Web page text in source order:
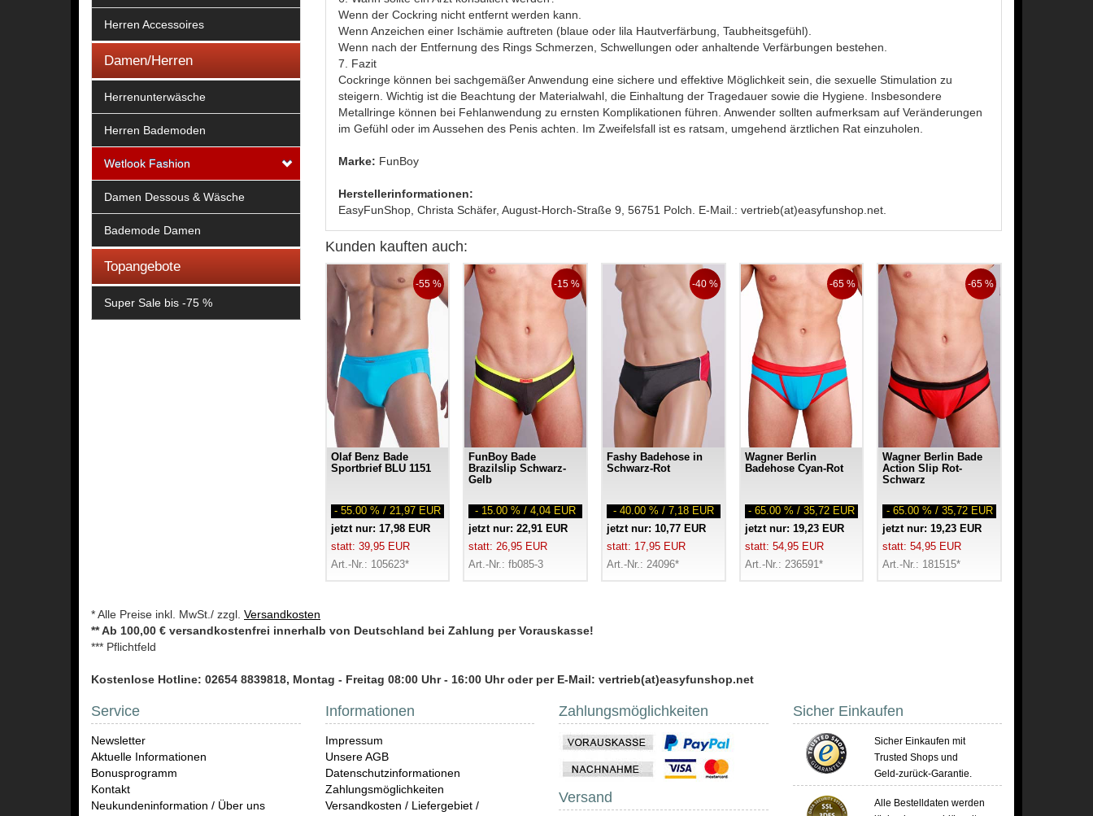
Herren Accessoires
Damen/Herren
Herrenunterwäsche
Herren Bademoden
Wetlook Fashion
Damen Dessous & Wäsche
Bademode Damen
Topangebote
Super Sale bis -75 %
Wenn der Cockring nicht entfernt werden kann.
Wenn Anzeichen einer Ischämie auftreten (blaue oder lila Hautverfärbung, Taubheitsgefühl).
Wenn nach der Entfernung des Rings Schmerzen, Schwellungen oder anhaltende Verfärbungen bestehen.
7. Fazit
Cockringe können bei sachgemäßer Anwendung eine sichere und effektive Möglichkeit sein, die sexuelle Stimulation zu
steigern. Wichtig ist die Beachtung der Materialwahl, die Einhaltung der Tragedauer sowie die Hygiene. Insbesondere
Metallringe können bei Fehlanwendung zu ernsten Komplikationen führen. Anwender sollten aufmerksam auf Veränderungen
im Gefühl oder im Aussehen des Penis achten. Im Zweifelsfall ist es ratsam, umgehend ärztlichen Rat einzuholen.
Marke: FunBoy
Herstellerinformationen:
EasyFunShop, Christa Schäfer, August-Horch-Straße 9, 56751 Polch. E-Mail.: vertrieb(at)easyfunshop.net.
Kunden kauften auch:
-55 %
Olaf Benz Bade
Sportbrief BLU 1151
- 55.00 % / 21,97 EUR
jetzt nur: 17,98 EUR
statt: 39,95 EUR
Art.-Nr.: 105623*
-15 %
FunBoy Bade
Brazilslip Schwarz-
Gelb
- 15.00 % / 4,04 EUR
jetzt nur: 22,91 EUR
statt: 26,95 EUR
Art.-Nr.: fb085-3
-40 %
Fashy Badehose in
Schwarz-Rot
- 40.00 % / 7,18 EUR
jetzt nur: 10,77 EUR
statt: 17,95 EUR
Art.-Nr.: 24096*
-65 %
Wagner Berlin
Badehose Cyan-Rot
- 65.00 % / 35,72 EUR
jetzt nur: 19,23 EUR
statt: 54,95 EUR
Art.-Nr.: 236591*
-65 %
Wagner Berlin Bade
Action Slip Rot-
Schwarz
- 65.00 % / 35,72 EUR
jetzt nur: 19,23 EUR
statt: 54,95 EUR
Art.-Nr.: 181515*
* Alle Preise inkl. MwSt./ zzgl. Versandkosten
** Ab 100,00 € versandkostenfrei innerhalb von Deutschland bei Zahlung per Vorauskasse!
*** Pflichtfeld
Kostenlose Hotline: 02654 8839818, Montag - Freitag 08:00 Uhr - 16:00 Uhr oder per E-Mail: vertrieb(at)easyfunshop.net
Service
Newsletter
Aktuelle Informationen
Bonusprogramm
Kontakt
Neukundeninformation / Über uns
Informationen
Impressum
Unsere AGB
Datenschutzinformationen
Zahlungsmöglichkeiten
Versandkosten / Liefergebiet /
Zahlungsmöglichkeiten
Versand
Sicher Einkaufen
Sicher Einkaufen mit
Trusted Shops und
Geld-zurück-Garantie.
Alle Bestelldaten werden